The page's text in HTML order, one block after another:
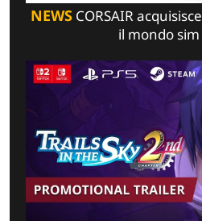
NEWSCORSAIR
il mondo